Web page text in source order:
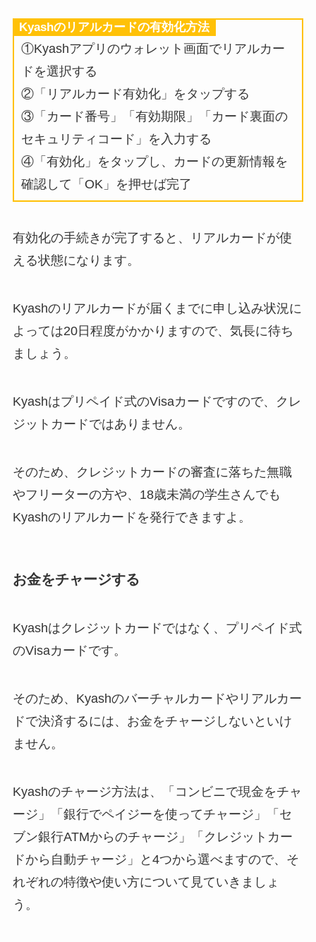
Kyashのリアルカードの有効化方法
①Kyashアプリのウォレット画面でリアルカー
ドを選択する
②「リアルカード有効化」をタップする
③「カード番号」「有効期限」「カード裏面の
セキュリティコード」を入力する
④「有効化」をタップし、カードの更新情報を
確認して「OK」を押せば完了
有効化の手続きが完了すると、リアルカードが使
える状態になります。
Kyashのリアルカードが届くまでに申し込み状況に
よっては20日程度がかかりますので、気長に待ち
ましょう。
Kyashはプリペイド式のVisaカードですので、クレ
ジットカードではありません。
そのため、クレジットカードの審査に落ちた無職
やフリーターの方や、18歳未満の学生さんでも
Kyashのリアルカードを発行できますよ。
お金をチャージする
Kyashはクレジットカードではなく、プリペイド式
のVisaカードです。
そのため、Kyashのバーチャルカードやリアルカー
ドで決済するには、お金をチャージしないといけ
ません。
Kyashのチャージ方法は、「コンビニで現金をチャ
ージ」「銀行でペイジーを使ってチャージ」「セ
ブン銀行ATMからのチャージ」「クレジットカー
ドから自動チャージ」と4つから選べますので、そ
れぞれの特徴や使い方について見ていきましょ
う。